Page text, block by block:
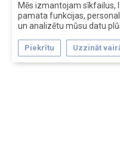
Mēs izmantojam sīkfailus,
pamata funkcijas,
un analizētu mūsu datu
Piekrītu Uzzināt